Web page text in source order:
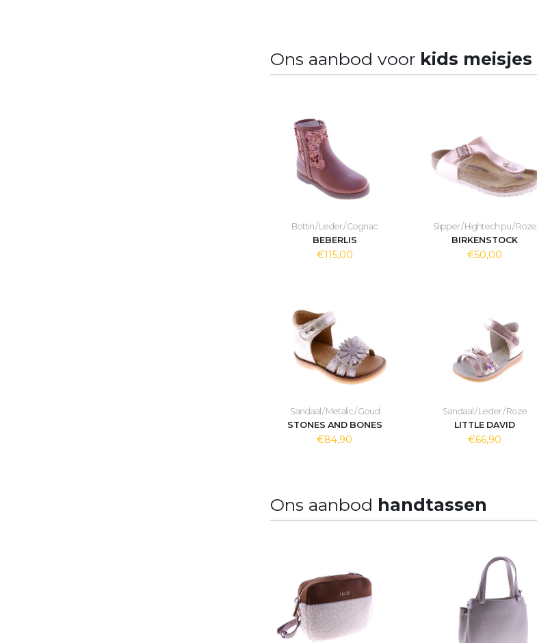
Ons aanbod voor kids meisjes
Bottin / Leder / Cognac
BEBERLIS
€115,00
Slipper / Hightech pu / Roze
BIRKENSTOCK
€50,00
Sandaal / Metalic / Goud
STONES AND BONES
€84,90
Sandaal / Leder / Roze
LITTLE DAVID
€66,90
Ons aanbod handtassen